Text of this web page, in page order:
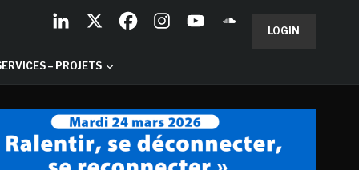
LOGIN
– PROJETS